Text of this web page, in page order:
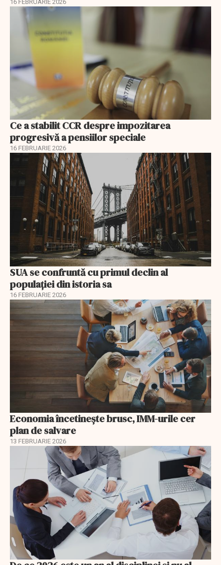
16 FEBRUARIE 2026
Ce a stabilit CCR despre impozitarea
progresivă a pensiilor speciale
16 FEBRUARIE 2026
SUA se confruntă cu primul declin al
populației din istoria sa
16 FEBRUARIE 2026
Economia încetinește brusc, IMM-urile cer
plan de salvare
13 FEBRUARIE 2026